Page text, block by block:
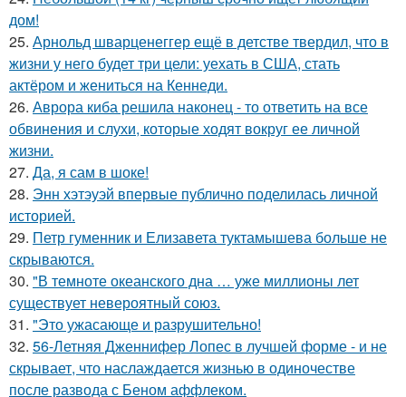
дом!
25. Арнольд шварценеггер ещё в детстве твердил, что в
жизни у него будет три цели: уехать в США, стать
актёром и жениться на Кеннеди.
26. Аврора киба решила наконец - то ответить на все
обвинения и слухи, которые ходят вокруг ее личной
жизни.
27. Да, я сам в шоке!
28. Энн хэтэуэй впервые публично поделилась личной
историей.
29. Петр гуменник и Елизавета туктамышева больше не
скрываются.
30. "В темноте океанского дна … уже миллионы лет
существует невероятный союз.
31. "Это ужасающе и разрушительно!
32. 56-Летняя Дженнифер Лопес в лучшей форме - и не
скрывает, что наслаждается жизнью в одиночестве
после развода с Беном аффлеком.